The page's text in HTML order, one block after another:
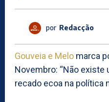
por Redacção
Gouveia e Melo marca
Novembro: “Não existe
recado ecoa na política